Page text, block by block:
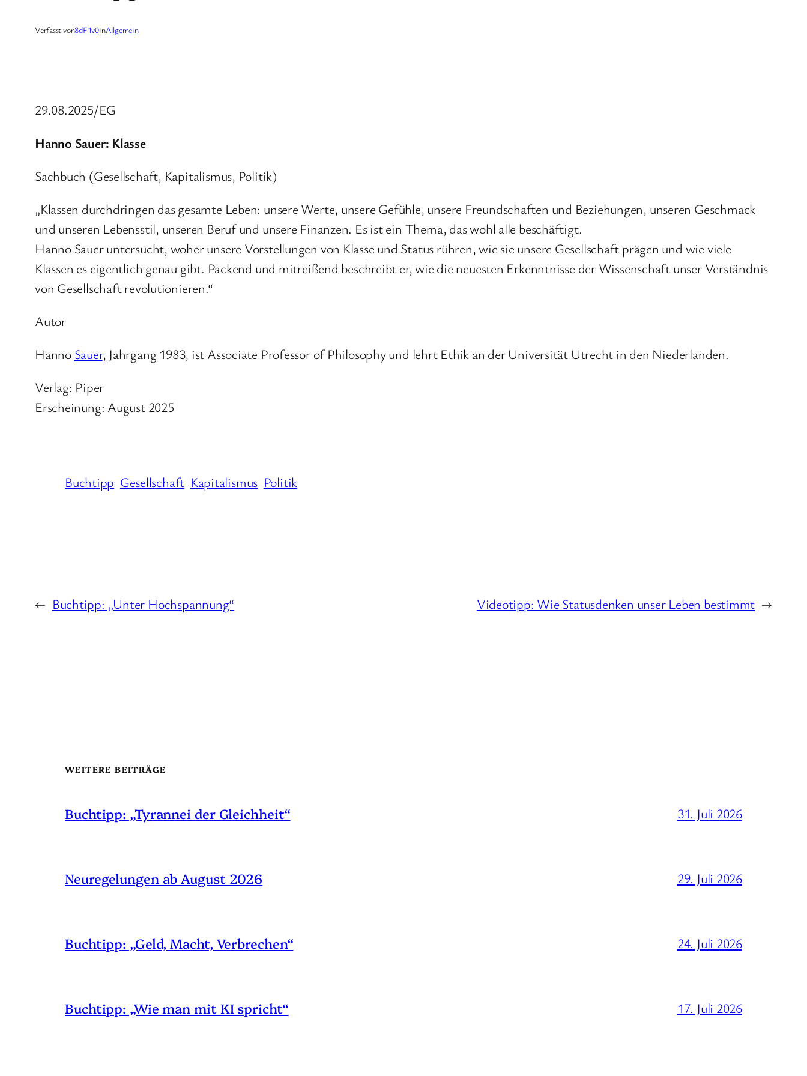
Verfasst von8dF1v0inAllgemein
29.08.2025/EG
Hanno Sauer: Klasse
Sachbuch (Gesellschaft, Kapitalismus, Politik)
„Klassen durchdringen das gesamte Leben: unsere Werte, unsere Gefühle, unsere Freundschaften und Beziehungen, unseren Geschmack
und unseren Lebensstil, unseren Beruf und unsere Finanzen. Es ist ein Thema, das wohl alle beschäftigt.
Hanno Sauer untersucht, woher unsere Vorstellungen von Klasse und Status rühren, wie sie unsere Gesellschaft prägen und wie viele
Klassen es eigentlich genau gibt. Packend und mitreißend beschreibt er, wie die neuesten Erkenntnisse der Wissenschaft unser Verständnis
von Gesellschaft revolutionieren.“
Autor
Hanno Sauer, Jahrgang 1983, ist Associate Professor of Philosophy und lehrt Ethik an der Universität Utrecht in den Niederlanden.
Verlag: Piper
Erscheinung: August 2025
Buchtipp Gesellschaft Kapitalismus Politik
← Buchtipp: „Unter Hochspannung“ Videotipp: Wie Statusdenken unser Leben bestimmt →
WEITERE BEITRÄGE
Buchtipp: „Tyrannei der Gleichheit“ 31. Juli 2026
Neuregelungen ab August 2026 29. Juli 2026
Buchtipp: „Geld, Macht, Verbrechen“ 24. Juli 2026
Buchtipp: „Wie man mit KI spricht“ 17. Juli 2026